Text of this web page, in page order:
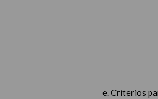
Criterios